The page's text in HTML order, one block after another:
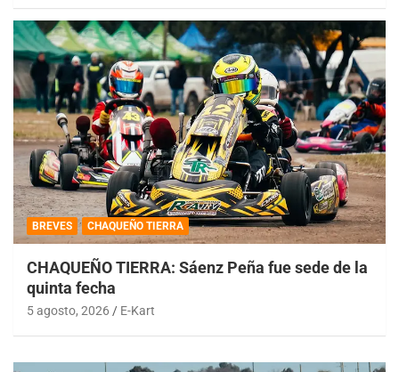
BREVES CHAQUEÑO TIERRA
CHAQUEÑO TIERRA: Sáenz Peña fue sede de la
quinta fecha
5 agosto, 2026 E-Kart